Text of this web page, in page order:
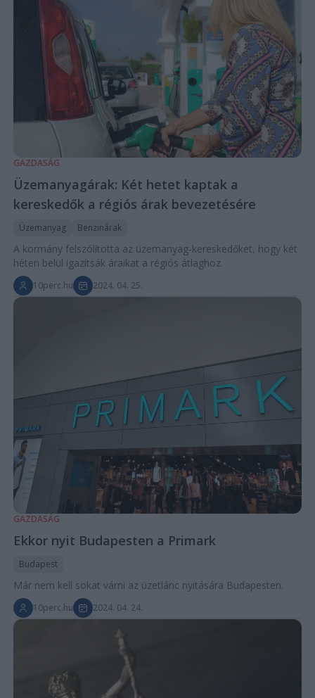
GAZDASÁG
Üzemanyagárak: Két hetet kaptak a
kereskedők a régiós árak bevezetésére
Üzemanyag Benzinárak
A kormány felszólította az üzemanyag-kereskedőket, hogy két
héten belül igazítsák áraikat a régiós átlaghoz.
10perc.hu 2024. 04. 25.
GAZDASÁG
Ekkor nyit Budapesten a Primark
Budapest
Már nem kell sokat várni az üzetlánc nyitására Budapesten.
10perc.hu 2024. 04. 24.